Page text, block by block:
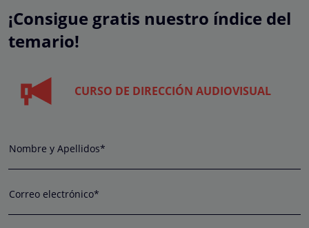
¡Consigue gratis nuestro índice del
temario!
CURSO DE DIRECCIÓN AUDIOVISUAL
Nombre y Apellidos*
Correo electrónico*